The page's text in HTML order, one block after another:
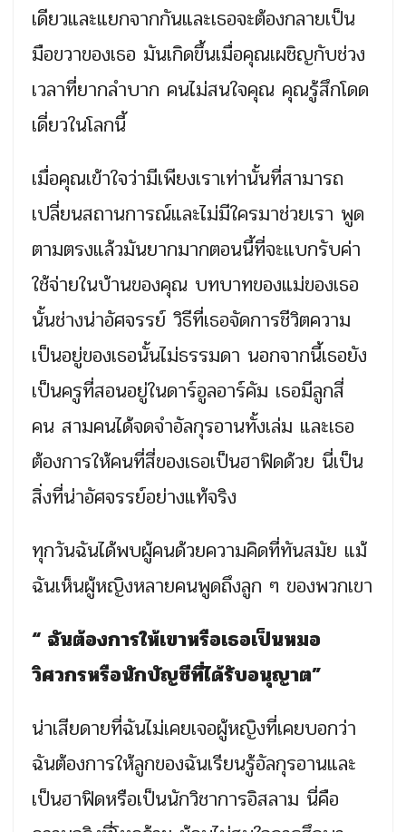
เดียวและแยกจากกันและเธอจะต้องกลายเป็น
มือขวาของเธอ มันเกิดขึ้นเมื่อคุณเผชิญกับช่วง
เวลาที่ยากลำบาก คนไม่สนใจคุณ คุณรู้สึกโดด
เดี่ยวในโลกนี้
เมื่อคุณเข้าใจว่ามีเพียงเราเท่านั้นที่สามารถ
เปลี่ยนสถานการณ์และไม่มีใครมาช่วยเรา พูด
ตามตรงแล้วมันยากมากตอนนี้ที่จะแบกรับค่า
ใช้จ่ายในบ้านของคุณ บทบาทของแม่ของเธอ
นั้นช่างน่าอัศจรรย์ วิธีที่เธอจัดการชีวิตความ
เป็นอยู่ของเธอนั้นไม่ธรรมดา นอกจากนี้เธอยัง
เป็นครูที่สอนอยู่ในดาร์อูลอาร์คัม เธอมีลูกสี่
คน สามคนได้จดจำอัลกุรอานทั้งเล่ม และเธอ
ต้องการให้คนที่สี่ของเธอเป็นฮาฟิดด้วย นี่เป็น
สิ่งที่น่าอัศจรรย์อย่างแท้จริง
ทุกวันฉันได้พบผู้คนด้วยความคิดที่ทันสมัย แม้
ฉันเห็นผู้หญิงหลายคนพูดถึงลูก ๆ ของพวกเขา
“ ฉันต้องการให้เขาหรือเธอเป็นหมอ
วิศวกรหรือนักบัญชีที่ได้รับอนุญาต”
น่าเสียดายที่ฉันไม่เคยเจอผู้หญิงที่เคยบอกว่า
ฉันต้องการให้ลูกของฉันเรียนรู้อัลกุรอานและ
เป็นฮาฟิดหรือเป็นนักวิชาการอิสลาม นี่คือ